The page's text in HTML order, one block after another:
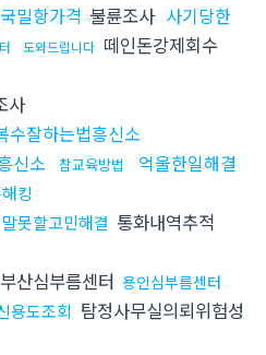
밀항가격 불륜조사 사기당한
도와드립니다 떼인돈강제회수
사
수잘하는법흥신소
신소 참교육방법 억울한일해결
킹
말못할고민해결 통화내역추적
부산심부름센터 용인심부름센터
용도조회 탐정사무실의뢰위험성